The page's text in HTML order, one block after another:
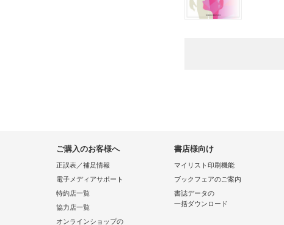
ご購入のお客様へ
正誤表／補足情報
電子メディアサポート
特約店一覧
協力店一覧
オンラインショップの
書店様向け
マイリスト印刷機能
ブックフェアのご案内
書誌データの
一括ダウンロード